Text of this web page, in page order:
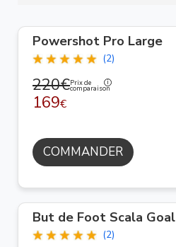
Powershot Pro Large
(2)
220€Prix de
comparaison
169€
COMMANDER
But de Foot Scala Goal
(2)